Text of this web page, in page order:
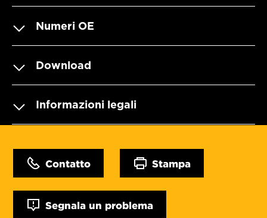
Numeri OE
Download
Informazioni legali
Contatto Stampa
Segnala un problema